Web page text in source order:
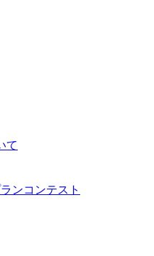
て
ンコンテスト